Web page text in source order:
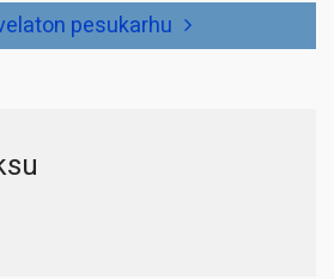
pesukarhu